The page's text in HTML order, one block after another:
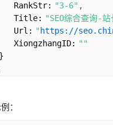
RankStr: "3-6"
Title: "SEO综合查询-
Url: "https://
XiongzhangID: ""
}
：